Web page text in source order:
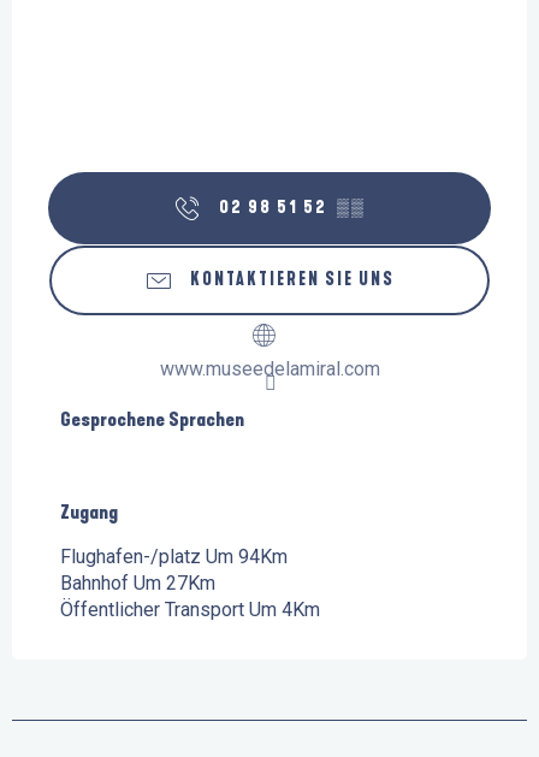
02 98 51 52 ▒▒
KONTAKTIEREN SIE UNS
www.museedelamiral.com
Gesprochene Sprachen
Gesprochene Sprachen
Zugang
Zugang
Flughafen-/platz Um 94Km
Bahnhof Um 27Km
Öffentlicher Transport Um 4Km